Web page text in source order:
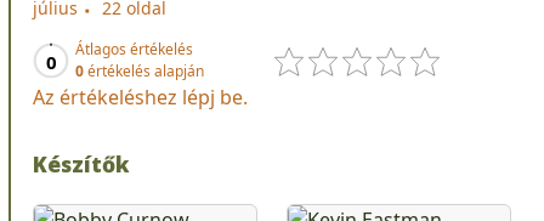
július
22 oldal
0
Átlagos értékelés
0értékelés alapján
Az értékeléshez lépj be.
Készítők